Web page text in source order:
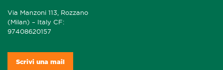
Via Manzoni 113, Rozzano
(Milan) – Italy CF:
97408620157
Scrivi una mail